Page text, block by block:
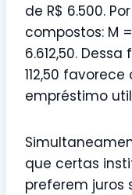
de R$ 6.500.
compostos: M
6.612,50.
112,50
empréstimo
que certas
preferem juros